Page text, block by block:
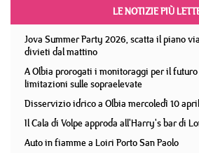
LE NOTIZIE PIÙ
Jova Summer Party 2026, scatta il piano
divieti dal mattino
A Olbia prorogati i monitoraggi per il
limitazioni sulle sopraelevate
Disservizio idrico a Olbia mercoledì 10
Il Cala di Volpe approda all'Harry's bar di
Auto in fiamme a Loiri Porto San Paolo